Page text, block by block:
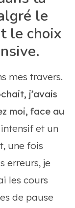
le
le choix
mes travers.
j’avais
moi, face au
et un
une fois
erreurs, je
les cours
de pause